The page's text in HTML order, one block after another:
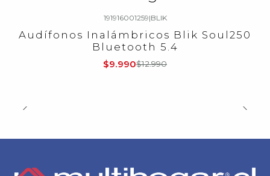
-23%OFF
191916001259|BLIK
Audífonos Inalámbricos Blik Soul250
Bluetooth 5.4
$9.990$12.990